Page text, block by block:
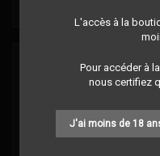
L'accès à la
Pour accéder à
nous certifiez
J'ai moins de 18